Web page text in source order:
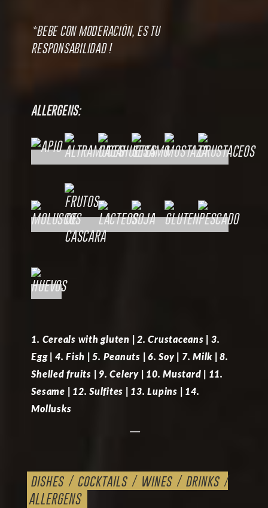
*BEBE CON MODERACIÓN, ES TU
RESPONSABILIDAD !
ALLERGENS:
1. Cereals with gluten | 2. Crustaceans | 3.
Egg | 4. Fish | 5. Peanuts | 6. Soy | 7. Milk | 8.
Shelled fruits | 9. Celery | 10. Mustard | 11.
Sesame | 12. Sulfites | 13. Lupins | 14.
Mollusks
—
dishes / cocktails / wines / drinks /
ALLERGENS